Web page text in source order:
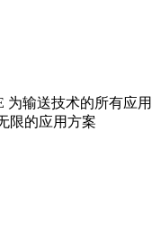
输送技术的所有
限的应用方案